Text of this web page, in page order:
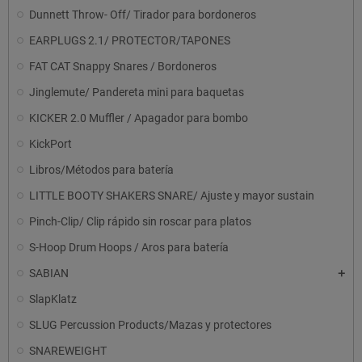
Dunnett Throw- Off/ Tirador para bordoneros
EARPLUGS 2.1/ PROTECTOR/TAPONES
FAT CAT Snappy Snares / Bordoneros
Jinglemute/ Pandereta mini para baquetas
KICKER 2.0 Muffler / Apagador para bombo
KickPort
Libros/Métodos para batería
LITTLE BOOTY SHAKERS SNARE/ Ajuste y mayor sustain
Pinch-Clip/ Clip rápido sin roscar para platos
S-Hoop Drum Hoops / Aros para batería
SABIAN
SlapKlatz
SLUG Percussion Products/Mazas y protectores
SNAREWEIGHT